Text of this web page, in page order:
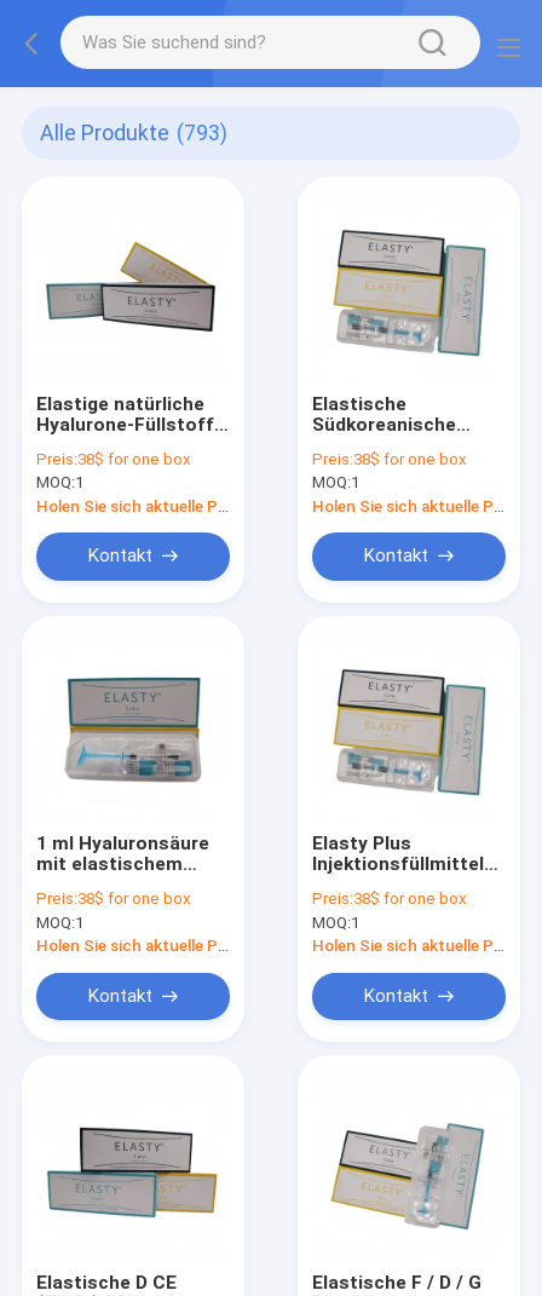
Alle Produkte (793)
Elastige natürliche
Hyalurone-Füllstoff 1
Preis:38$ for one box
MOQ:1
Kontakt
Elastische
Südkoreanische
Füllung 1 ml
Preis:38$ for one box
MOQ:1
Kontakt
1 ml Hyaluronsäure
mit elastischem
Injektionsfiller
Preis:38$ for one box
MOQ:1
Kontakt
Elasty Plus
Injektionsfüllmittel
Körperverjüngung
Preis:38$ for one box
MOQ:1
Kontakt
Elastische D CE
Elastische F / D / G